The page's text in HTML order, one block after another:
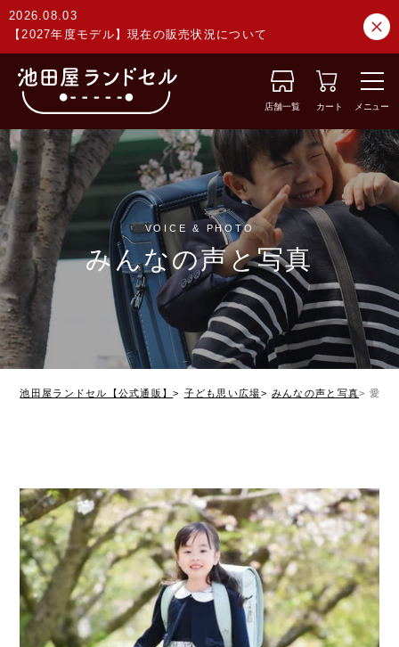
2026.08.03
【2027年度モデル】現在の販売状況について
店舗一覧 カート メニュー
VOICE & PHOTO
みんなの声と写真
池田屋ランドセル【公式通販】 子ども思い広場 みんなの声と写真 愛媛